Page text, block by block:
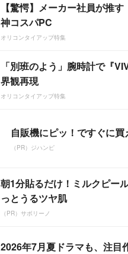
【驚愕】メーカー社員が推す
神コスパPC
オリコンタイアップ特集
「別班のよう」腕時計で『
界観再現
オリコンタイアップ特集
自販機にピッ！ですぐに買
（PR）ジハンピ
朝1分貼るだけ！ミルクピー
っとうるツヤ肌
（PR）サボリーノ
2026年7月夏ドラマも、注目